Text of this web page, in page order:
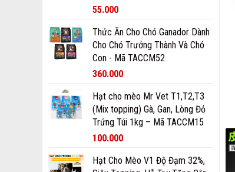
55.000
Thức Ăn Cho Chó Ganador Dành
Cho Chó Trưởng Thành Và Chó
Con - Mã TACCM52
360.000
Hạt cho mèo Mr Vet T1,T2,T3
(Mix topping) Gà, Gan, Lòng Đỏ
Trứng Túi 1kg – Mã TACCM15
100.000
Hạt Cho Mèo V1 Độ Đạm 32%,